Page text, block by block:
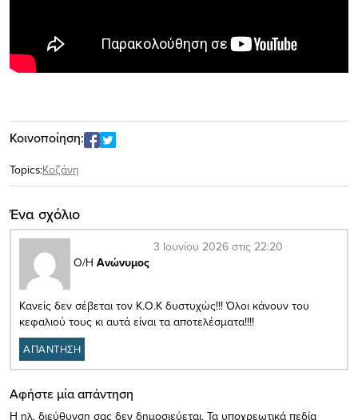
Κοινοποίηση:
Topics:Κοζάνη
Ένα σχόλιο
Ο/Η Ανώνυμος
3 Ιουνίου 2026 στις 22:20
Κανείς δεν σέβεται τον Κ.Ο.Κ δυστυχώς!!! Όλοι κάνουν του
κεφαλιού τους κι αυτά είναι τα αποτελέσματα!!!!
ΑΠΑΝΤΗΣΗ
Αφήστε μία απάντηση
Η ηλ. διεύθυνση σας δεν δημοσιεύεται. Τα υποχρεωτικά πεδία